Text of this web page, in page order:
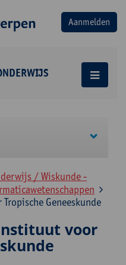
/ Wiskunde -
Geneeskunde
voor